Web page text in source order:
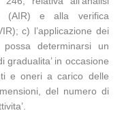
(AIR) e alla verifica
c) l’applicazione dei
determinarsi un
gradualita’ in occasione
e oneri a carico delle
del numero di